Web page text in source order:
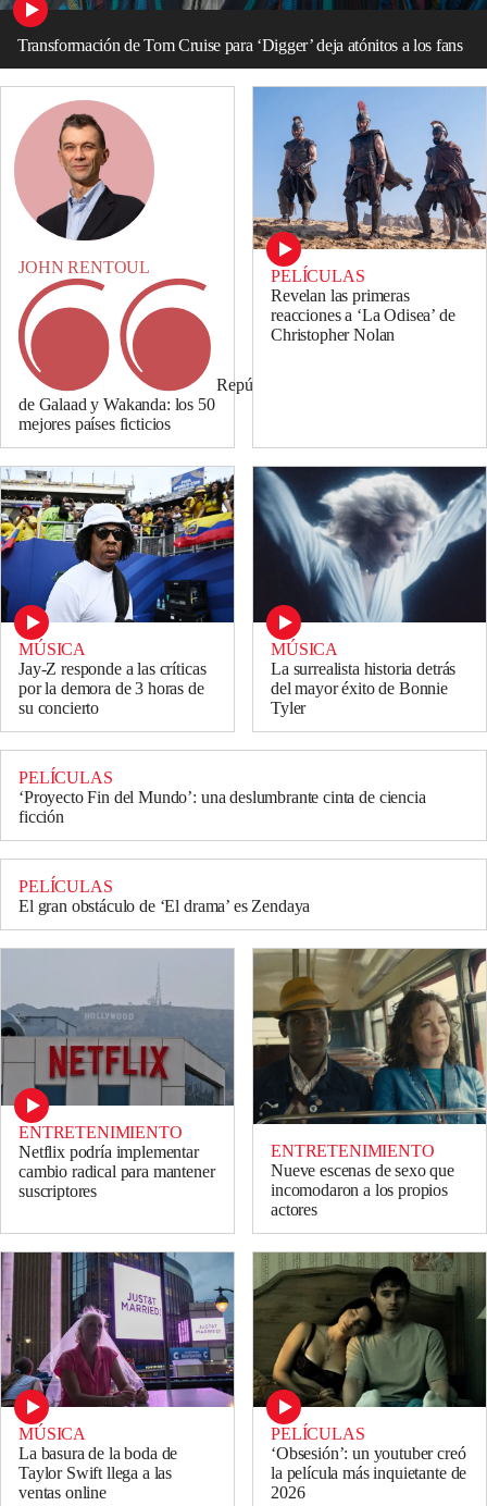
Transformación de Tom Cruise para ‘Digger’ deja atónitos a los fans
JOHN RENTOUL
República
de Galaad y Wakanda: los 50
mejores países ficticios
PELÍCULAS
Revelan las primeras
reacciones a ‘La Odisea’ de
Christopher Nolan
MÚSICA
Jay-Z responde a las críticas
por la demora de 3 horas de
su concierto
MÚSICA
La surrealista historia detrás
del mayor éxito de Bonnie
Tyler
PELÍCULAS
‘Proyecto Fin del Mundo’: una deslumbrante cinta de ciencia
ficción
PELÍCULAS
El gran obstáculo de ‘El drama’ es Zendaya
ENTRETENIMIENTO
Netflix podría implementar
cambio radical para mantener
suscriptores
ENTRETENIMIENTO
Nueve escenas de sexo que
incomodaron a los propios
actores
MÚSICA
La basura de la boda de
Taylor Swift llega a las
ventas online
PELÍCULAS
‘Obsesión’: un youtuber creó
la película más inquietante de
2026